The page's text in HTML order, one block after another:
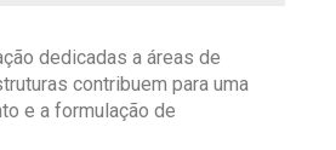
dedicadas a áreas de
contribuem para uma
e a formulação de